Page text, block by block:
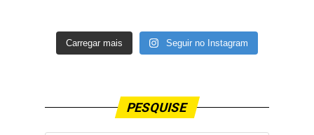
Carregar mais Seguir no Instagram
PESQUISE